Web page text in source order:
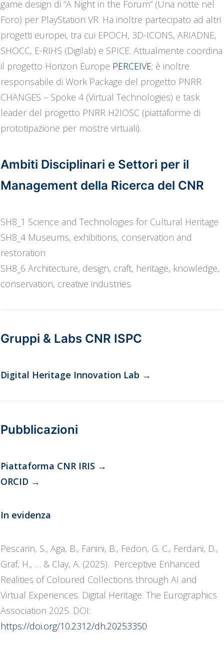
game design di “A Night in the Forum” (Una notte nel
Foro) per PlayStation VR. Ha inoltre partecipato ad altri
progetti europei, tra cui EPOCH, 3D-ICONS, ARIADNE,
SHOCC, E-RIHS (Digilab) e SPICE. Attualmente coordina
il progetto Horizon Europe PERCEIVE; è inoltre
responsabile di Work Package del progetto PNRR
CHANGES – Spoke 4 (Virtual Technologies) e task
leader del progetto PNRR H2IOSC (piattaforme di
prototipazione per mostre virtuali).
Ambiti Disciplinari e Settori per il
Management della Ricerca del CNR
SH8_1 Science and Technologies for Cultural Heritage
SH8_4 Museums, exhibitions, conservation and
restoration
SH8_6 Architecture, design, craft, heritage, knowledge,
conservation, creative industries
Gruppi & Labs CNR ISPC
Digital Heritage Innovation Lab →
Pubblicazioni
Piattaforma CNR IRIS →
ORCID →
In evidenza
Pescarin, S., Aga, B., Fanini, B., Fedon, G. C., Ferdani, D.,
Graf, H., … & Clay, A. (2025). Perceptive Enhanced
Realities of Coloured Collections through AI and
Virtual Experiences. Digital Heritage. The Eurographics
Association 2025. DOI:
https://doi.org/10.2312/dh.20253350